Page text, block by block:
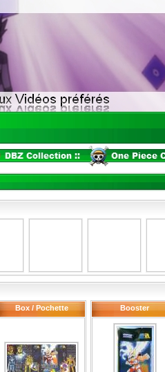
Box / Pochette Booster